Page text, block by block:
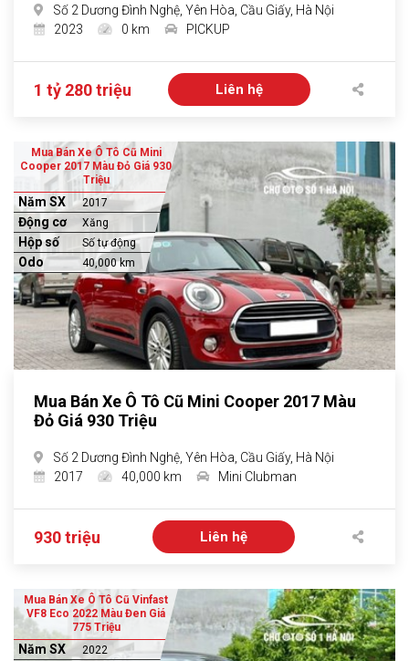
Số 2 Dương Đình Nghệ, Yên Hòa, Cầu Giấy, Hà Nội
2023
0 km PICKUP
1 tỷ 280 triệu Liên hệ
Mua Bán Xe Ô Tô Cũ Mini
Cooper 2017 Màu Đỏ Giá 930
Triệu
Năm SX 2017
Động cơ Xăng
Hộp số Số tự động
Odo 40,000 km
Mua Bán Xe Ô Tô Cũ Mini Cooper 2017 Màu
Đỏ Giá 930 Triệu
Số 2 Dương Đình Nghệ, Yên Hòa, Cầu Giấy, Hà Nội
2017
40,000 km Mini Clubman
930 triệu Liên hệ
Mua Bán Xe Ô Tô Cũ Vinfast
VF8 Eco 2022 Màu Đen Giá
775 Triệu
Năm SX 2022